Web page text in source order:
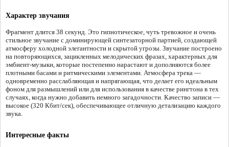
Характер звучания
Фрагмент длится 38 секунд. Это гипнотическое, чуть тревожное и очень
стильное звучание с доминирующей синтезаторной партией, создающей
атмосферу холодной элегантности и скрытой угрозы. Звучание построено
на повторяющихся, зацикленных мелодических фразах, характерных для
эмбиент-музыки, которые постепенно нарастают и дополняются более
плотными басами и ритмическими элементами. Атмосфера трека —
одновременно расслабляющая и напрягающая, что делает его идеальным
фоном для размышлений или для использования в качестве рингтона в тех
случаях, когда нужно добавить немного загадочности. Качество записи —
высокое (320 Кбит/сек), обеспечивающее отличную детализацию каждого
звука.
Интересные факты